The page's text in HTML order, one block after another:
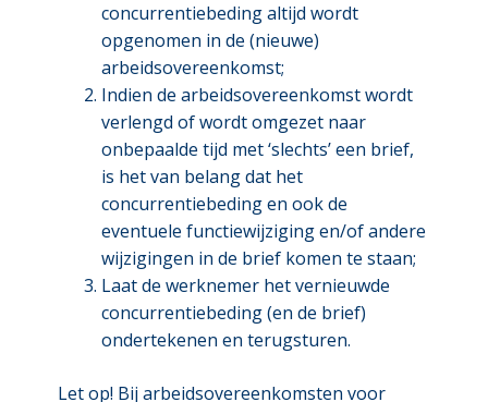
concurrentiebeding altijd wordt
opgenomen in de (nieuwe)
arbeidsovereenkomst;
Indien de arbeidsovereenkomst wordt
verlengd of wordt omgezet naar
onbepaalde tijd met ‘slechts’ een brief,
is het van belang dat het
concurrentiebeding en ook de
eventuele functiewijziging en/of andere
wijzigingen in de brief komen te staan;
Laat de werknemer het vernieuwde
concurrentiebeding (en de brief)
ondertekenen en terugsturen.
Let op! Bij arbeidsovereenkomsten voor